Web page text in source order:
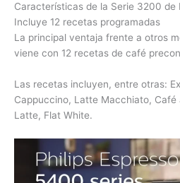
Características de la Serie 3200 de
Incluye 12 recetas programadas
La principal ventaja frente a otros
viene con 12 recetas de café
Las recetas incluyen, entre otras:
Cappuccino, Latte Macchiato,
Latte, Flat White.